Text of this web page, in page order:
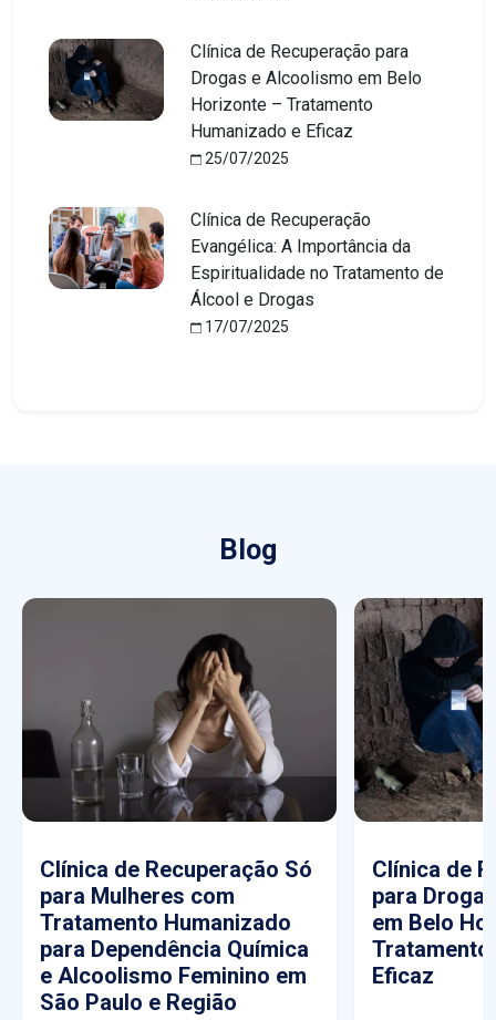
Clínica de Recuperação para
Drogas e Alcoolismo em Belo
Horizonte – Tratamento
Humanizado e Eficaz
25/07/2025
Clínica de Recuperação
Evangélica: A Importância da
Espiritualidade no Tratamento de
Álcool e Drogas
17/07/2025
Blog
Clínica de Recuperação Só
para Mulheres com
Tratamento Humanizado
para Dependência Química
e Alcoolismo Feminino em
São Paulo e Região
Clínica de
para
em Belo
Tratamento
Eficaz